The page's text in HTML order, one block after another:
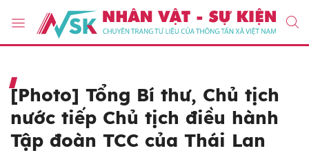
[Photo] Tổng Bí thư, Chủ tịch
nước tiếp Chủ tịch điều hành
Tập đoàn TCC của Thái Lan